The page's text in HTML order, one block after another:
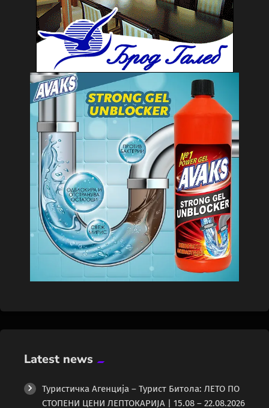
Latest news
Туристичка Агенција – Турист Битола: ЛЕТО ПО
СТОПЕНИ ЦЕНИ ЛЕПТОКАРИЈА | 15.08 – 22.08.2026